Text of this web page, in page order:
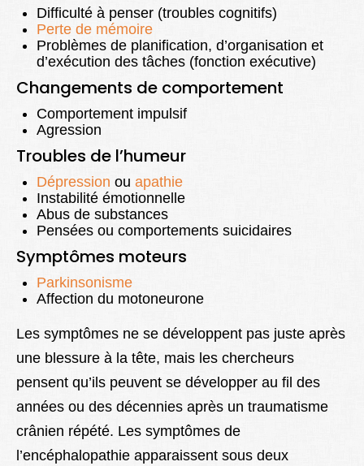
Difficulté à penser (troubles cognitifs)
Perte de mémoire
Problèmes de planification, d’organisation et
d’exécution des tâches (fonction exécutive)
Changements de comportement
Comportement impulsif
Agression
Troubles de l’humeur
Dépression ou apathie
Instabilité émotionnelle
Abus de substances
Pensées ou comportements suicidaires
Symptômes moteurs
Parkinsonisme
Affection du motoneurone
Les symptômes ne se développent pas juste après
une blessure à la tête, mais les chercheurs
pensent qu’ils peuvent se développer au fil des
années ou des décennies après un traumatisme
crânien répété. Les symptômes de
l’encéphalopathie apparaissent sous deux